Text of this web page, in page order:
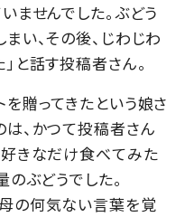
ませんでした。ぶどう
い、その後、じわじわ
と話す投稿者さん。
贈ってきたという娘さ
、かつて投稿者さん
きなだけ食べてみた
のぶどうでした。
の何気ない言葉を覚